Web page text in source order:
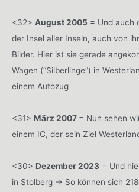
<32> August 2005 = Und auch
der Insel aller Inseln, auch von
Bilder. Hier ist sie gerade
Wagen (“Silberlinge”) in
einem Autozug
<31> März 2007 = Nun sehen
einem IC, der sein Ziel
<30> Dezember 2023 = Und
in Stolberg -> So können sich